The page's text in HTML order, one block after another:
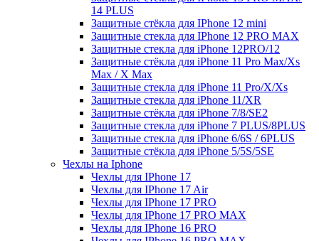
14 PLUS
Защитные стёкла для IPhone 12 mini
Защитные стекла для IPhone 12 PRO MAX
Защитные стекла для iPhone 12PRO/12
Защитные стёкла для iPhone 11 Pro Max/Xs
Max / X Max
Защитные стекла для iPhone 11 Pro/X/Xs
Защитные стекла для iPhone 11/XR
Защитные стёкла для iPhone 7/8/SE2
Защитные стекла для iPhone 7 PLUS/8PLUS
Защитные стекла для iPhone 6/6S / 6PLUS
Защитные стёкла для iPhone 5/5S/5SE
Чехлы на Iphone
Чехлы для IPhone 17
Чехлы для IPhone 17 Air
Чехлы для IPhone 17 PRO
Чехлы для IPhone 17 PRO MAX
Чехлы для IPhone 16 PRO